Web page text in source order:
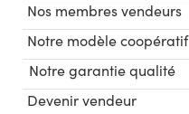
Nos membres vendeurs
Notre modèle coopératif
Notre garantie qualité
Devenir vendeur